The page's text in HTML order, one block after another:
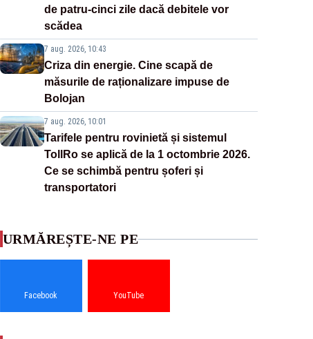
de patru-cinci zile dacă debitele vor
scădea
7 aug. 2026, 10:43
Criza din energie. Cine scapă de
măsurile de raționalizare impuse de
Bolojan
7 aug. 2026, 10:01
Tarifele pentru rovinietă și sistemul
TollRo se aplică de la 1 octombrie 2026.
Ce se schimbă pentru șoferi și
transportatori
URMĂREȘTE-NE PE
Facebook YouTube